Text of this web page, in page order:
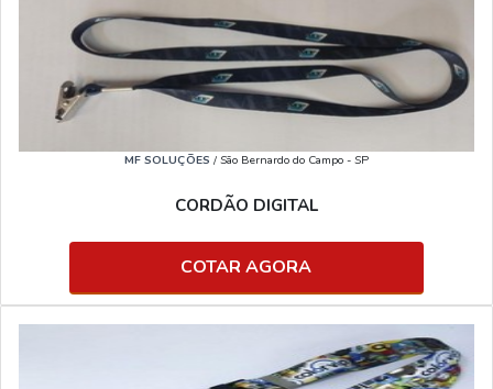
MF SOLUÇÕES / São Bernardo do Campo - SP
CORDÃO DIGITAL
COTAR AGORA